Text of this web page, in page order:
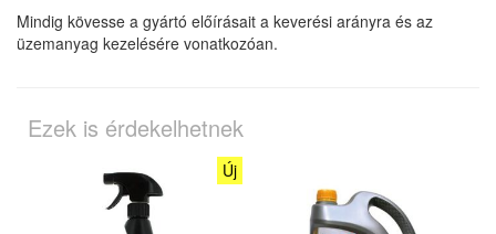
Mindig kövesse a gyártó előírásait a keverési arányra és az
üzemanyag kezelésére vonatkozóan.
Ezek is érdekelhetnek
Új